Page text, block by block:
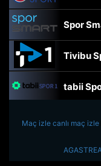
Spor
Tivibu
tabii
TRT
beIN
Maç izle canlı maç izle